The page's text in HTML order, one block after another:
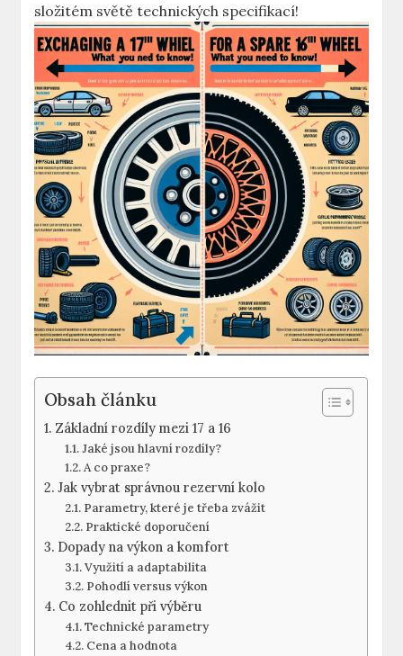
složitém světě technických specifikací!
Obsah článku
Základní rozdíly mezi 17 a‌ 16
Jaké jsou hlavní rozdíly?
A ‌co ‍praxe?
Jak ‌vybrat ⁢správnou rezervní kolo
Parametry, které je ⁤třeba zvážit
Praktické ⁣doporučení
Dopady ​na výkon a komfort
Využití a adaptabilita
Pohodlí versus výkon
Co zohlednit při výběru
Technické parametry
Cena a hodnota